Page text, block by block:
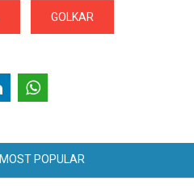
GOLKAR
MOST POPULAR